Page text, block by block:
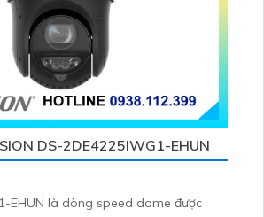
DS-2DE4225IWG1-EHUN
EHUN là dòng speed dome được